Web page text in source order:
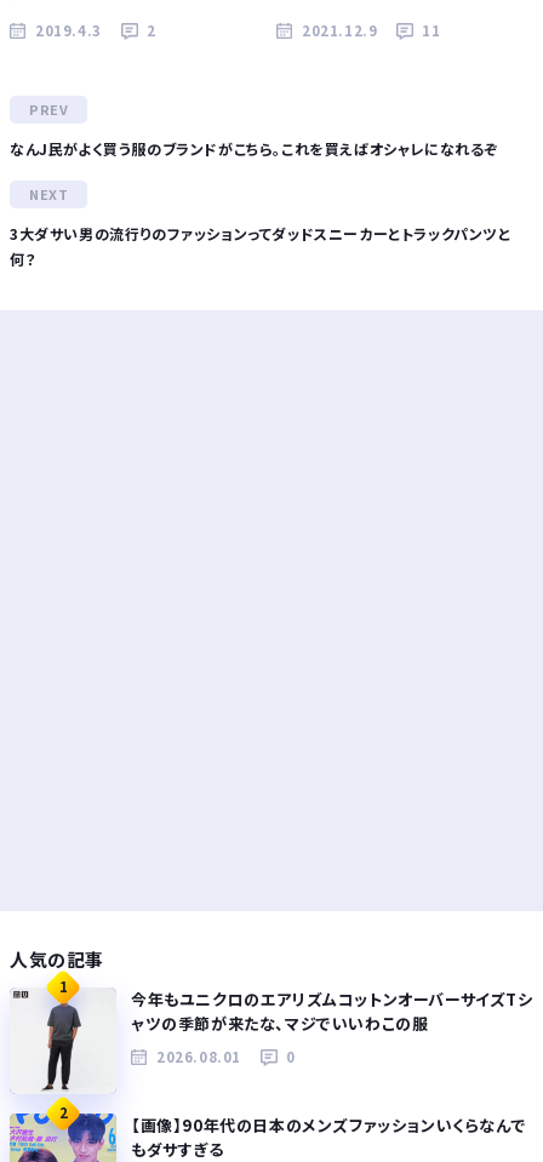
2019.4.3 2 2021.12.9 11
なんJ民がよく買う服のブランドがこちら。これを買えばオシャレになれるぞ
3大ダサい男の流行りのファッションってダッドスニーカーとトラックパンツと
何？
人気の記事
1
今年もユニクロのエアリズムコットンオーバーサイズTシ
ャツの季節が来たな、マジでいいわこの服
2026.08.01 0
2
【画像】90年代の日本のメンズファッションいくらなんで
もダサすぎる